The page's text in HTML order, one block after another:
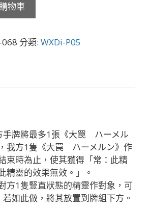
物車
068 分類: WXDi-P05
手牌將最多1張《大罠 ハーメル
我方1隻《大罠 ハーメルン》作
束時為止，使其獲得「常：此精
精靈的效果無效。」。
方1隻豎直狀態的精靈作對象，可
如此做，將其放置到牌組下方。